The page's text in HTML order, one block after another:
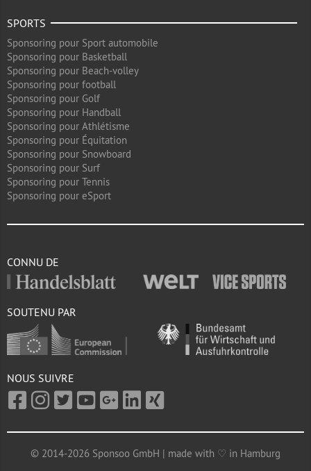
SPORTS
Sponsoring pour Sport automobile
Sponsoring pour Basketball
Sponsoring pour Beach-volley
Sponsoring pour football
Sponsoring pour Golf
Sponsoring pour Handball
Sponsoring pour Athlétisme
Sponsoring pour Équitation
Sponsoring pour Snowboard
Sponsoring pour Surf
Sponsoring pour Tennis
Sponsoring pour eSport
CONNU DE
SOUTENU PAR
NOUS SUIVRE
© 2014-2026 Sponsoo GmbH | made with ♡ in Hamburg